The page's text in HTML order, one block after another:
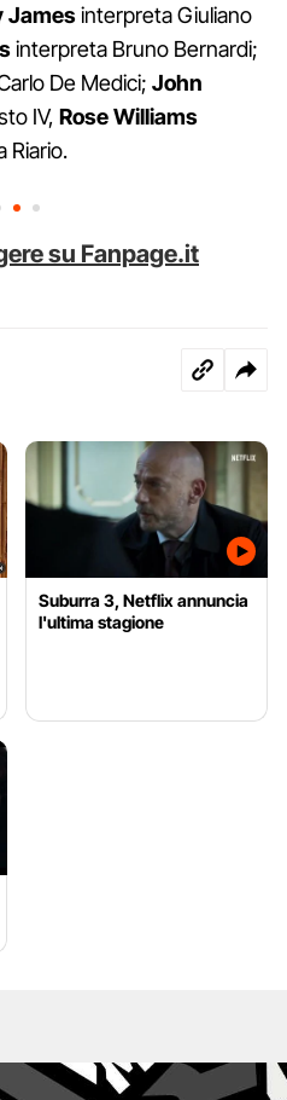
Jamesinterpreta Giuliano
interpreta Bruno Bernardi;
De Medici; John
IV, Rose Williams
Riario.
su Fanpage.it
Suburra 3, Netflix annuncia
l'ultima stagione